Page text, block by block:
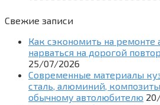
Свежие записи
Как сэкономить на ремонте
нарваться на дорогой
25/07/2026
Современные материалы
сталь, алюминий,
обычному автолюбителю